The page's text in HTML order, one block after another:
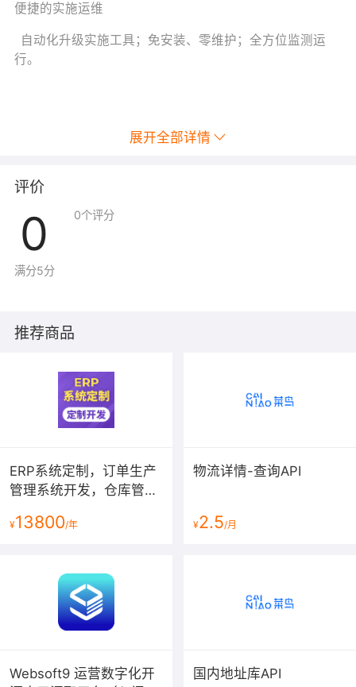
便捷的实施运维
自动化升级实施工具；免安装、零维护；全方位监测运
行。
展开全部详情
评价
0
满分5分
0个评分
推荐商品
ERP系统定制，订单生产
管理系统开发，仓库管理
建设【ERP系统】
¥13800/年
物流详情-查询API
¥2.5/月
Websoft9 运营数字化开
国内地址库API